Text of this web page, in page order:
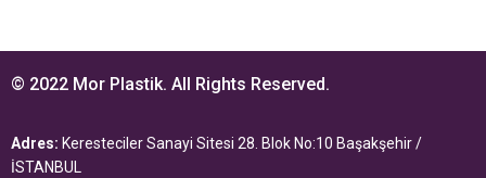
© 2022 Mor Plastik. All Rights Reserved.
Adres: Keresteciler Sanayi Sitesi 28. Blok No:10 Başakşehir /
İSTANBUL